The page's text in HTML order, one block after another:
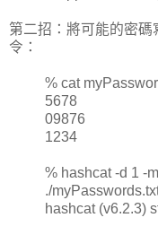
第二招：將可能的密
令：
% cat
5678
09876
1234
% hashcat -d 1 -
./
hashcat (v6.2.3)